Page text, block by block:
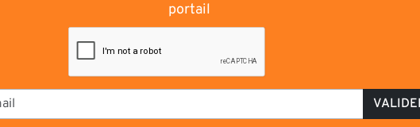
portail